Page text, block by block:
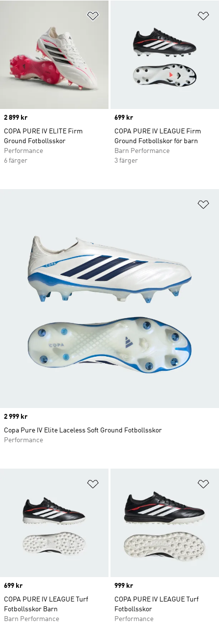
Price
2 899 kr
COPA PURE IV ELITE Firm
Ground Fotbollsskor
Performance
6 färger
Price
699 kr
COPA PURE IV LEAGUE Firm
Ground Fotbollskor för barn
Barn Performance
3 färger
Price
699 kr
COPA PURE IV LEAGUE Turf
Fotbollsskor Barn
Barn Performance
Price
999 kr
COPA PURE IV LEAGUE Turf
Fotbollsskor
Performance
Price
2 999 kr
Copa Pure IV Elite Laceless Soft Ground Fotbollsskor
Performance